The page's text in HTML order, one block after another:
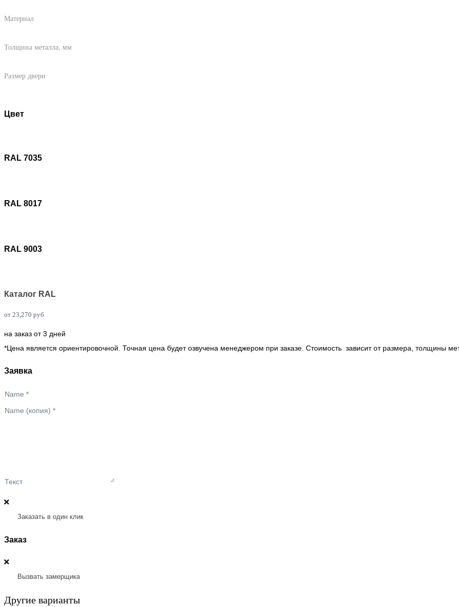
Материал
Толщина металла, мм
Размер двери
Цвет
RAL 7035
RAL 8017
RAL 9003
Каталог RAL
от 23,270 руб
на заказ от 3 дней
*Цена является ориентировочной. Точная цена будет озвучена менеджером при заказе. Стоимость зависит от размера, толщины
Заявка
Name *
Name (копия) *
Текст
Заказать в один клик
Заказ
Вызвать замерщика
Другие варианты